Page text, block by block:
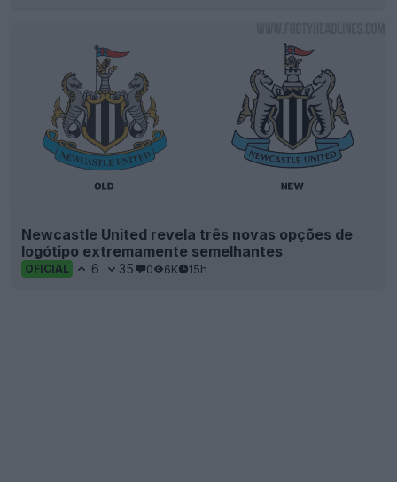
Newcastle United revela três novas opções de
logótipo extremamente semelhantes
OFICIAL 6 35 0 6K 15h